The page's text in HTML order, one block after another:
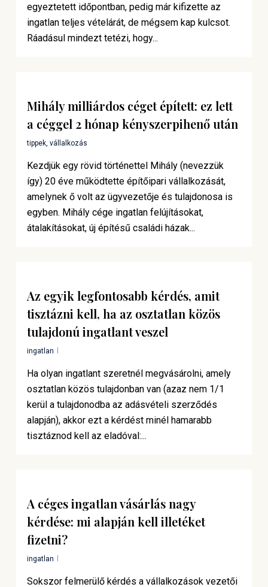
egyeztetett időpontban, pedig már kifizette az
ingatlan teljes vételárát, de mégsem kap kulcsot.
Ráadásul mindezt tetézi, hogy...
Mihály milliárdos céget épített: ez lett
a céggel 2 hónap kényszerpihenő után
tippek, vállalkozás
Kezdjük egy rövid történettel Mihály (nevezzük
így) 20 éve működtette építőipari vállalkozását,
amelynek ő volt az ügyvezetője és tulajdonosa is
egyben. Mihály cége ingatlan felújításokat,
átalakításokat, új építésű családi házak...
Az egyik legfontosabb kérdés, amit
tisztázni kell, ha az osztatlan közös
tulajdonú ingatlant veszel
ingatlan
Ha olyan ingatlant szeretnél megvásárolni, amely
osztatlan közös tulajdonban van (azaz nem 1/1
kerül a tulajdonodba az adásvételi szerződés
alapján), akkor ezt a kérdést minél hamarabb
tisztáznod kell az eladóval:...
A céges ingatlan vásárlás nagy
kérdése: mi alapján kell illetéket
fizetni?
ingatlan
Sokszor felmerülő kérdés a vállalkozások vezetői